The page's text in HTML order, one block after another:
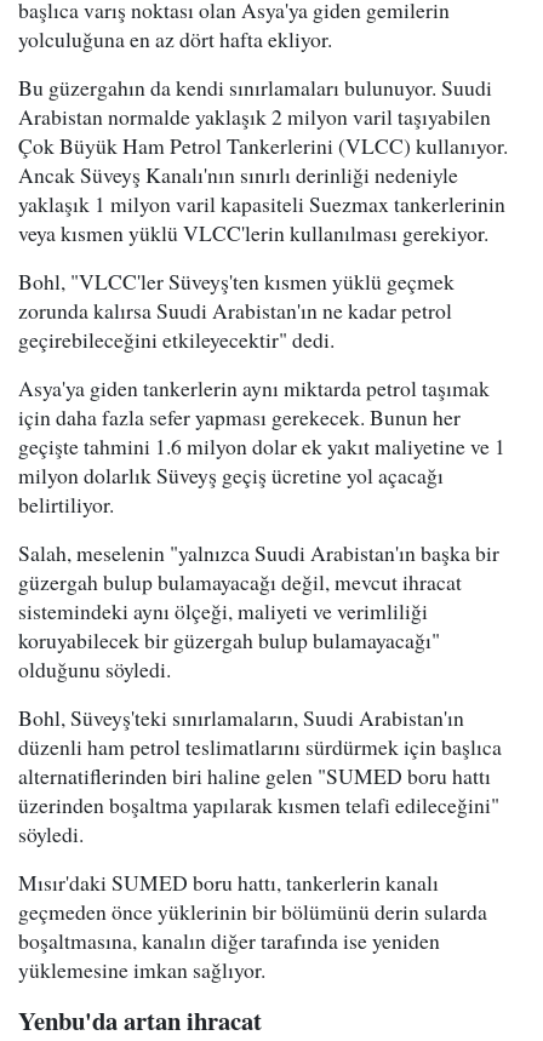
başlıca varış noktası olan Asya'ya giden gemilerin
yolculuğuna en az dört hafta ekliyor.
Bu güzergahın da kendi sınırlamaları bulunuyor. Suudi
Arabistan normalde yaklaşık 2 milyon varil taşıyabilen
Çok Büyük Ham Petrol Tankerlerini (VLCC) kullanıyor.
Ancak Süveyş Kanalı'nın sınırlı derinliği nedeniyle
yaklaşık 1 milyon varil kapasiteli Suezmax tankerlerinin
veya kısmen yüklü VLCC'lerin kullanılması gerekiyor.
Bohl, "VLCC'ler Süveyş'ten kısmen yüklü geçmek
zorunda kalırsa Suudi Arabistan'ın ne kadar petrol
geçirebileceğini etkileyecektir" dedi.
Asya'ya giden tankerlerin aynı miktarda petrol taşımak
için daha fazla sefer yapması gerekecek. Bunun her
geçişte tahmini 1.6 milyon dolar ek yakıt maliyetine ve 1
milyon dolarlık Süveyş geçiş ücretine yol açacağı
belirtiliyor.
Salah, meselenin "yalnızca Suudi Arabistan'ın başka bir
güzergah bulup bulamayacağı değil, mevcut ihracat
sistemindeki aynı ölçeği, maliyeti ve verimliliği
koruyabilecek bir güzergah bulup bulamayacağı"
olduğunu söyledi.
Bohl, Süveyş'teki sınırlamaların, Suudi Arabistan'ın
düzenli ham petrol teslimatlarını sürdürmek için başlıca
alternatiflerinden biri haline gelen "SUMED boru hattı
üzerinden boşaltma yapılarak kısmen telafi edileceğini"
söyledi.
Mısır'daki SUMED boru hattı, tankerlerin kanalı
geçmeden önce yüklerinin bir bölümünü derin sularda
boşaltmasına, kanalın diğer tarafında ise yeniden
yüklemesine imkan sağlıyor.
Yenbu'da artan ihracat